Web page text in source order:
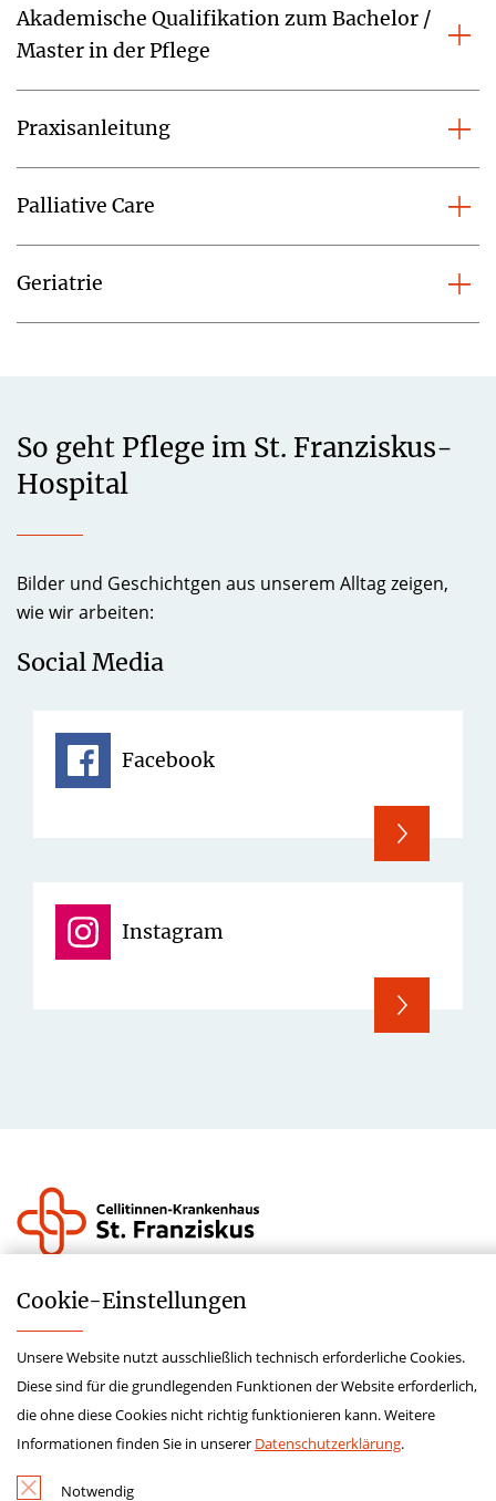
Akademische Qualifikation zum Bachelor /
Master in der Pflege
Praxisanleitung
Palliative Care
Geriatrie
So geht Pflege im St. Franziskus-
Hospital
Bilder und Geschichtgen aus unserem Alltag zeigen,
wie wir arbeiten:
Social Media
Facebook
Instagram
Impressum
Lieferkettensorgfaltspflichtengesetz
Krankenhauszukunftsfonds
Hinweisgeberschutz
Kontakt
Cookie-­Einstellungen
Unsere Website nutzt ausschließlich technisch erforderliche Cookies.
Diese sind für die grundlegenden Funktionen der Website erforderlich,
die ohne diese Cookies nicht richtig funktionieren kann. Weitere
Informationen finden Sie in unserer Datenschutzerklärung.
Notwendig